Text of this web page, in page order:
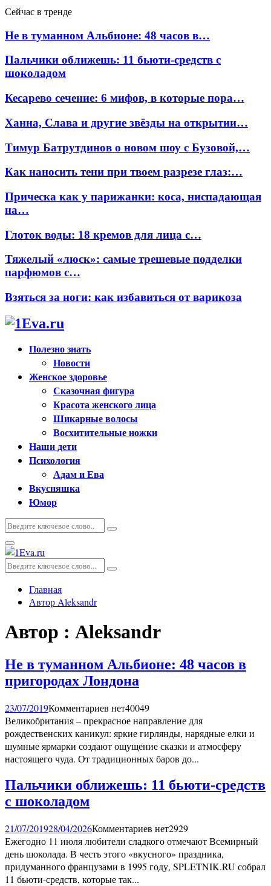
Сейчас в тренде
Не в туманном Альбионе: 48 часов в…
Пальчики оближешь: 11 бьюти-средств с
шоколадом
Кесарево сечение: 6 мифов, в которые пора…
Ханна, Слава и другие звёзды на открытии…
Тимур Батрутдинов о новом шоу с Бузовой,…
Как наносить тени при твоем разрезе глаз:…
Прическа как у парижанки: коса, ниспадающая
на…
Глоток воды: 18 кремов для лица с…
Тяжелый «люск»: самые трешевые подделки
парфюмов с…
Взяться за ноги: как избавиться от варикоза
Полезно знать
Новости
Женское здоровье
Сказочная фигура
Красота женского лица
Шикарные волосы
Восхитительные ножки
Наши дети
Психология
Адам и Ева
Вкусняшка
Юмор
Искать:
Поиск
Основное
меню
Искать:
Поиск
Главная
Автор Aleksandr
Автор : Aleksandr
Не в туманном Альбионе: 48 часов в
пригородах Лондона
23/07/2019Комментариев нет40049
Великобритания – прекрасное направление для
рождественских каникул: яркие гирлянды, нарядные елки и
шумные ярмарки создают ощущение сказки и атмосферу
настоящего чуда. От традиционных баров до...
Пальчики оближешь: 11 бьюти-средств
с шоколадом
21/07/201928/04/2026Комментариев нет2929
Ежегодно 11 июля любители сладкого отмечают Всемирный
день шоколада. В честь этого «вкусного» праздника,
придуманного французами в 1995 году, SPLETNIK.RU собрал
11 бьюти-средств, которые так...